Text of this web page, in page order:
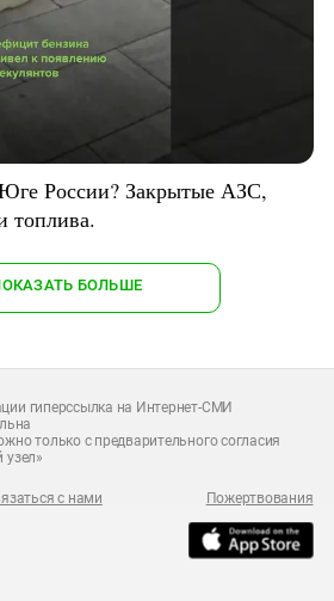
России? Закрытые АЗС,
топлива.
БОЛЬШЕ
гиперссылка на Интернет-СМИ
только с предварительного согласия
узел»
с нами Пожертвования